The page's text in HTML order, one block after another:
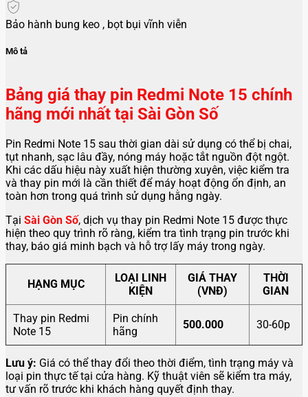
Bảo hành bung keo , bọt bụi vĩnh viễn
Mô tả
Bảng giá thay pin Redmi Note 15 chính
hãng mới nhất tại Sài Gòn Số
Pin Redmi Note 15 sau thời gian dài sử dụng có thể bị chai,
tụt nhanh, sạc lâu đầy, nóng máy hoặc tắt nguồn đột ngột.
Khi các dấu hiệu này xuất hiện thường xuyên, việc kiểm tra
và thay pin mới là cần thiết để máy hoạt động ổn định, an
toàn hơn trong quá trình sử dụng hằng ngày.
Tại Sài Gòn Số, dịch vụ thay pin Redmi Note 15 được thực
hiện theo quy trình rõ ràng, kiểm tra tình trạng pin trước khi
thay, báo giá minh bạch và hỗ trợ lấy máy trong ngày.
HẠNG MỤC
LOẠI LINH
KIỆN
GIÁ THAY
(VNĐ)
THỜI
GIAN
Thay pin Redmi
Note 15
Pin chính
hãng
500.000 30-60p
Lưu ý: Giá có thể thay đổi theo thời điểm, tình trạng máy và
loại pin thực tế tại cửa hàng. Kỹ thuật viên sẽ kiểm tra máy,
tư vấn rõ trước khi khách hàng quyết định thay.